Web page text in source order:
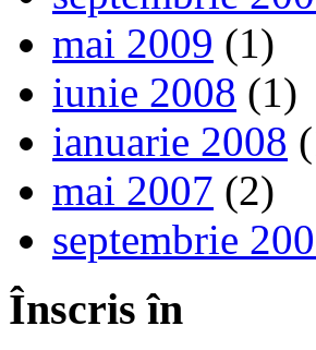
mai 2009 (1)
iunie 2008 (1)
ianuarie 2008
mai 2007 (2)
septembrie
Înscris în